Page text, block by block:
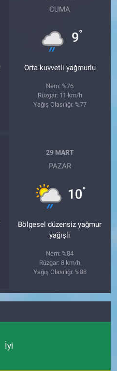
CUMA
9°
Orta kuvvetli yağmurlu
Nem: %76
Rüzgar: 11 km/h
Yağış Olasılığı: %77
29 MART
PAZAR
10°
Bölgesel düzensiz yağmur
yağışlı
Nem: %84
Rüzgar: 8 km/h
Yağış Olasılığı: %88
İyi